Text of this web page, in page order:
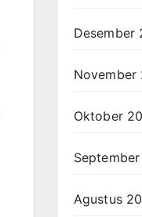
Desember
November
Oktober
Agustus